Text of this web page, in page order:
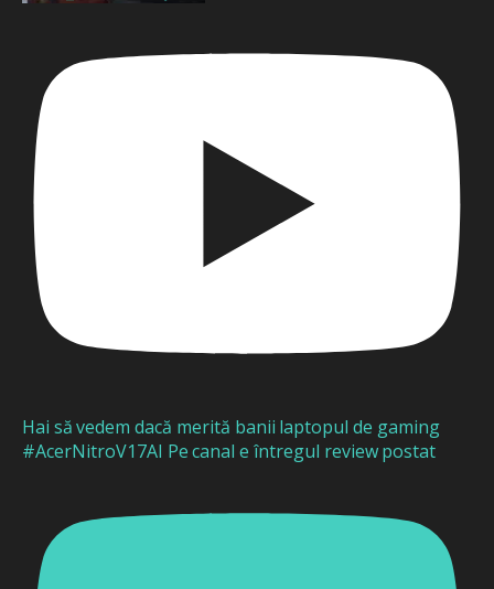
Hai să vedem dacă merită banii laptopul de gaming
#AcerNitroV17AI Pe canal e întregul review postat